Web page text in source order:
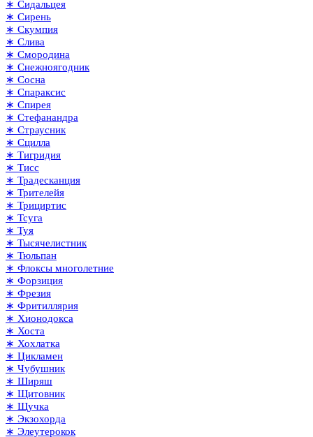
∗ Сидальцея
∗ Сирень
∗ Скумпия
∗ Слива
∗ Смородина
∗ Снежноягодник
∗ Сосна
∗ Спараксис
∗ Спирея
∗ Стефанандра
∗ Страусник
∗ Сцилла
∗ Тигридия
∗ Тисс
∗ Традесканция
∗ Трителейя
∗ Трициртис
∗ Тсуга
∗ Туя
∗ Тысячелистник
∗ Тюльпан
∗ Флоксы многолетние
∗ Форзиция
∗ Фрезия
∗ Фритиллярия
∗ Хионодокса
∗ Хоста
∗ Хохлатка
∗ Цикламен
∗ Чубушник
∗ Ширяш
∗ Щитовник
∗ Щучка
∗ Экзохорда
∗ Элеутерокок